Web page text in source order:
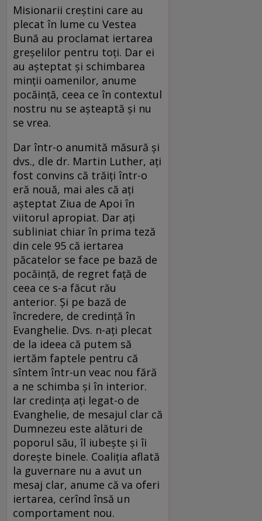
Misionarii creștini care au
plecat în lume cu Vestea
Bună au proclamat iertarea
greșelilor pentru toți. Dar ei
au așteptat și schimbarea
minții oamenilor, anume
pocăință, ceea ce în contextul
nostru nu se așteaptă și nu
se vrea.
Dar într-o anumită măsură și
dvs., dle dr. Martin Luther, ați
fost convins că trăiți într-o
eră nouă, mai ales că ați
așteptat Ziua de Apoi în
viitorul apropiat. Dar ați
subliniat chiar în prima teză
din cele 95 că iertarea
păcatelor se face pe bază de
pocăință, de regret față de
ceea ce s-a făcut rău
anterior. Și pe bază de
încredere, de credință în
Evanghelie. Dvs. n-ați plecat
de la ideea că putem să
iertăm faptele pentru că
sîntem într-un veac nou fără
a ne schimba și în interior.
Iar credința ați legat-o de
Evanghelie, de mesajul clar că
Dumnezeu este alături de
poporul său, îl iubește și îi
dorește binele. Coaliția aflată
la guvernare nu a avut un
mesaj clar, anume că va oferi
iertarea, cerînd însă un
comportament nou.